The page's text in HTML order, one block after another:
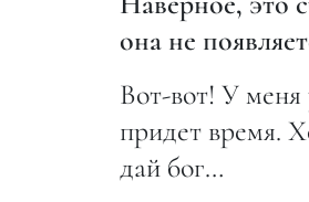
она не
Вот-вот! У меня
придет время.
дай бог…